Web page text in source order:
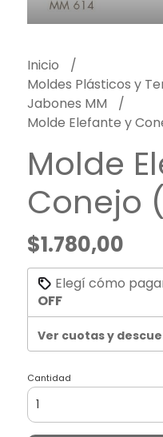
Inicio
Moldes Plásticos y
Jabones MM
Molde Elefante y
Molde
Conejo
$1.780,00
Elegí cómo
OFF
Ver cuotas y
Cantidad